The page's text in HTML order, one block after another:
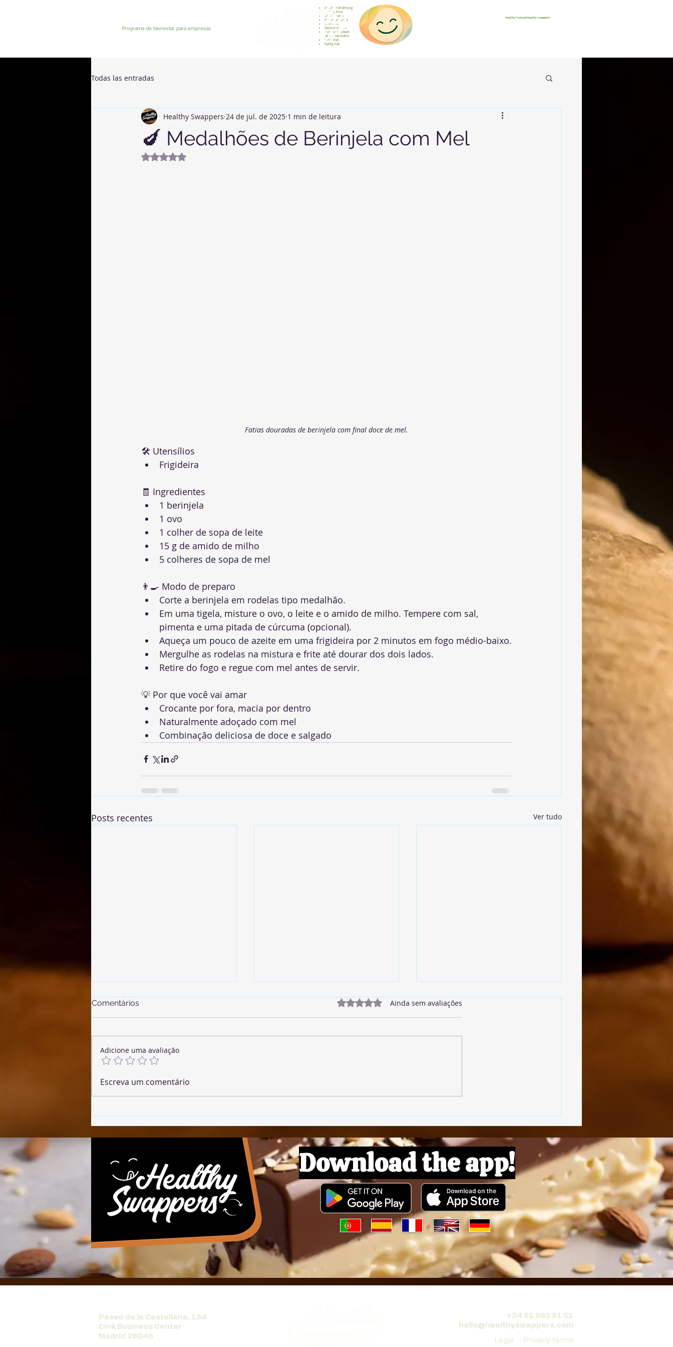
Programa de bienestar para empresas
Gesunde Ernährung
Healthy food
Comida sana
Nourriture saine
Cibo sano
Gezond voedsel
Comida saudável
Menjar saludable
Sunn mat
Nyttig mat
Healthy food and healthy swappers
Todas las entradas
🍆 Medalhões de Berinjela com Mel
Healthy Swappers 24 de jul. de 2025 1 min de leitura
Avaliado com NaN de 5 estrelas.
Fatias douradas de berinjela com final doce de mel.
🛠 Utensílios
Frigideira
🧾 Ingredientes
1 berinjela
1 ovo
1 colher de sopa de leite
15 g de amido de milho
5 colheres de sopa de mel
👨‍🍳 Modo de preparo
Corte a berinjela em rodelas tipo medalhão.
Em uma tigela, misture o ovo, o leite e o amido de milho. Tempere com sal,
pimenta e uma pitada de cúrcuma (opcional).
Aqueça um pouco de azeite em uma frigideira por 2 minutos em fogo médio-baixo.
Mergulhe as rodelas na mistura e frite até dourar dos dois lados.
Retire do fogo e regue com mel antes de servir.
💡 Por que você vai amar
Crocante por fora, macia por dentro
Naturalmente adoçado com mel
Combinação deliciosa de doce e salgado
Posts recentes Ver tudo
🌶 Chouriço Vegano
Comentários Avaliado com 0 de 5 estrelas.
Ainda sem avaliações
Adicione uma avaliação
Escreva um comentário
Download the app!
Paseo de la Castellana, 194
Cink Business Center
Madrid 28046
+34 91 993 51 51
hello@healthyswappers.com
Legal
Privacy terms